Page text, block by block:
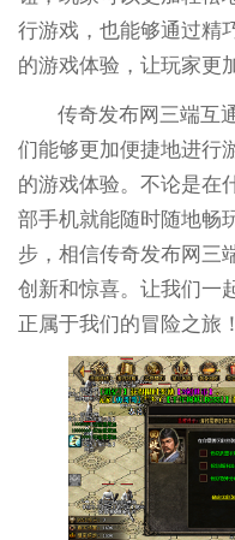
行游戏，也能够通过精
的游戏体验，让玩家更
传奇发布网三端互
们能够更加便捷地进行
的游戏体验。不论是在
部手机就能随时随地畅
步，相信传奇发布网三
创新和惊喜。让我们一
正属于我们的冒险之旅！